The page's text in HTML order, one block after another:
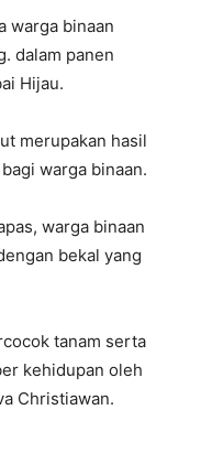
warga binaan
dalam panen
Hijau.
merupakan hasil
warga binaan.
warga binaan
bekal yang
tanam serta
kehidupan oleh
Christiawan.